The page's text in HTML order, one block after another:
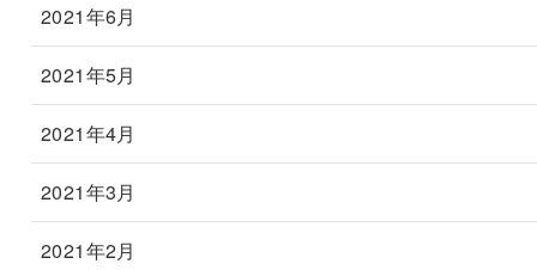
2021年6月
2021年5月
2021年4月
2021年3月
2021年2月